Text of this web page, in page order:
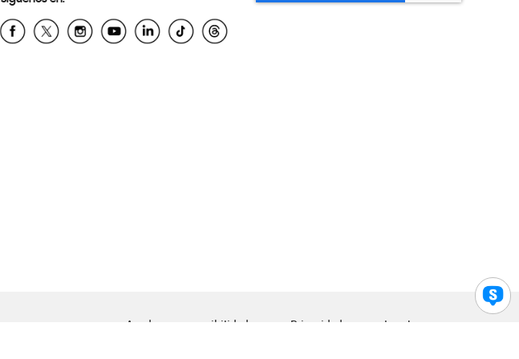
Ayuda para accesibilidad Privacidad Legal